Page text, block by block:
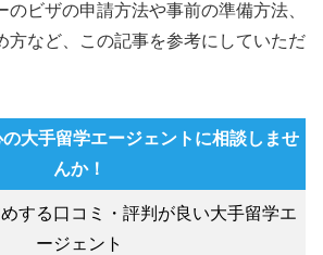
のビザの申請方法や事前の準備方法、
方など、この記事を参考にしていただ
の大手留学エージェントに相談しませ
んか！
する口コミ・評判が良い大手留学エ
ージェント